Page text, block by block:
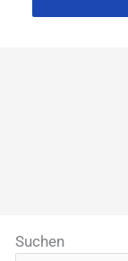
Suchen